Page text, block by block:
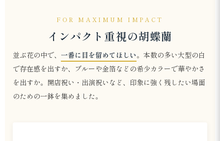
FOR MAXIMUM IMPACT
インパクト重視の胡蝶蘭
並ぶ花の中で、 一番に目を留めてほしい。本数の多い大型の白
で存在感を出すか、ブルーや金箔などの希少カラーで華やかさ
を出すか。開店祝い・出演祝いなど、印象に強く残したい場面
のための一鉢を集めました。